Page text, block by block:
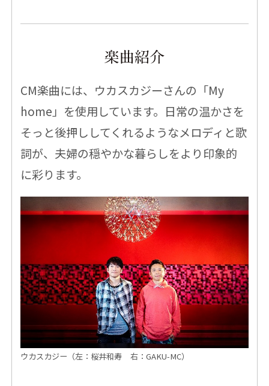
CM楽曲には、ウカスカジーさんの「My
home」を使用しています。日常の温かさを
そっと後押ししてくれるようなメロディと歌
詞が、夫婦の穏やかな暮らしをより印象的
に彩ります。
ウカスカジー（左：桜井和寿 右：GAKU-MC）